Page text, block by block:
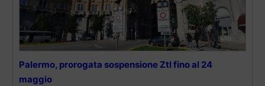
Palermo, prorogata sospensione Ztl fino al 24
maggio